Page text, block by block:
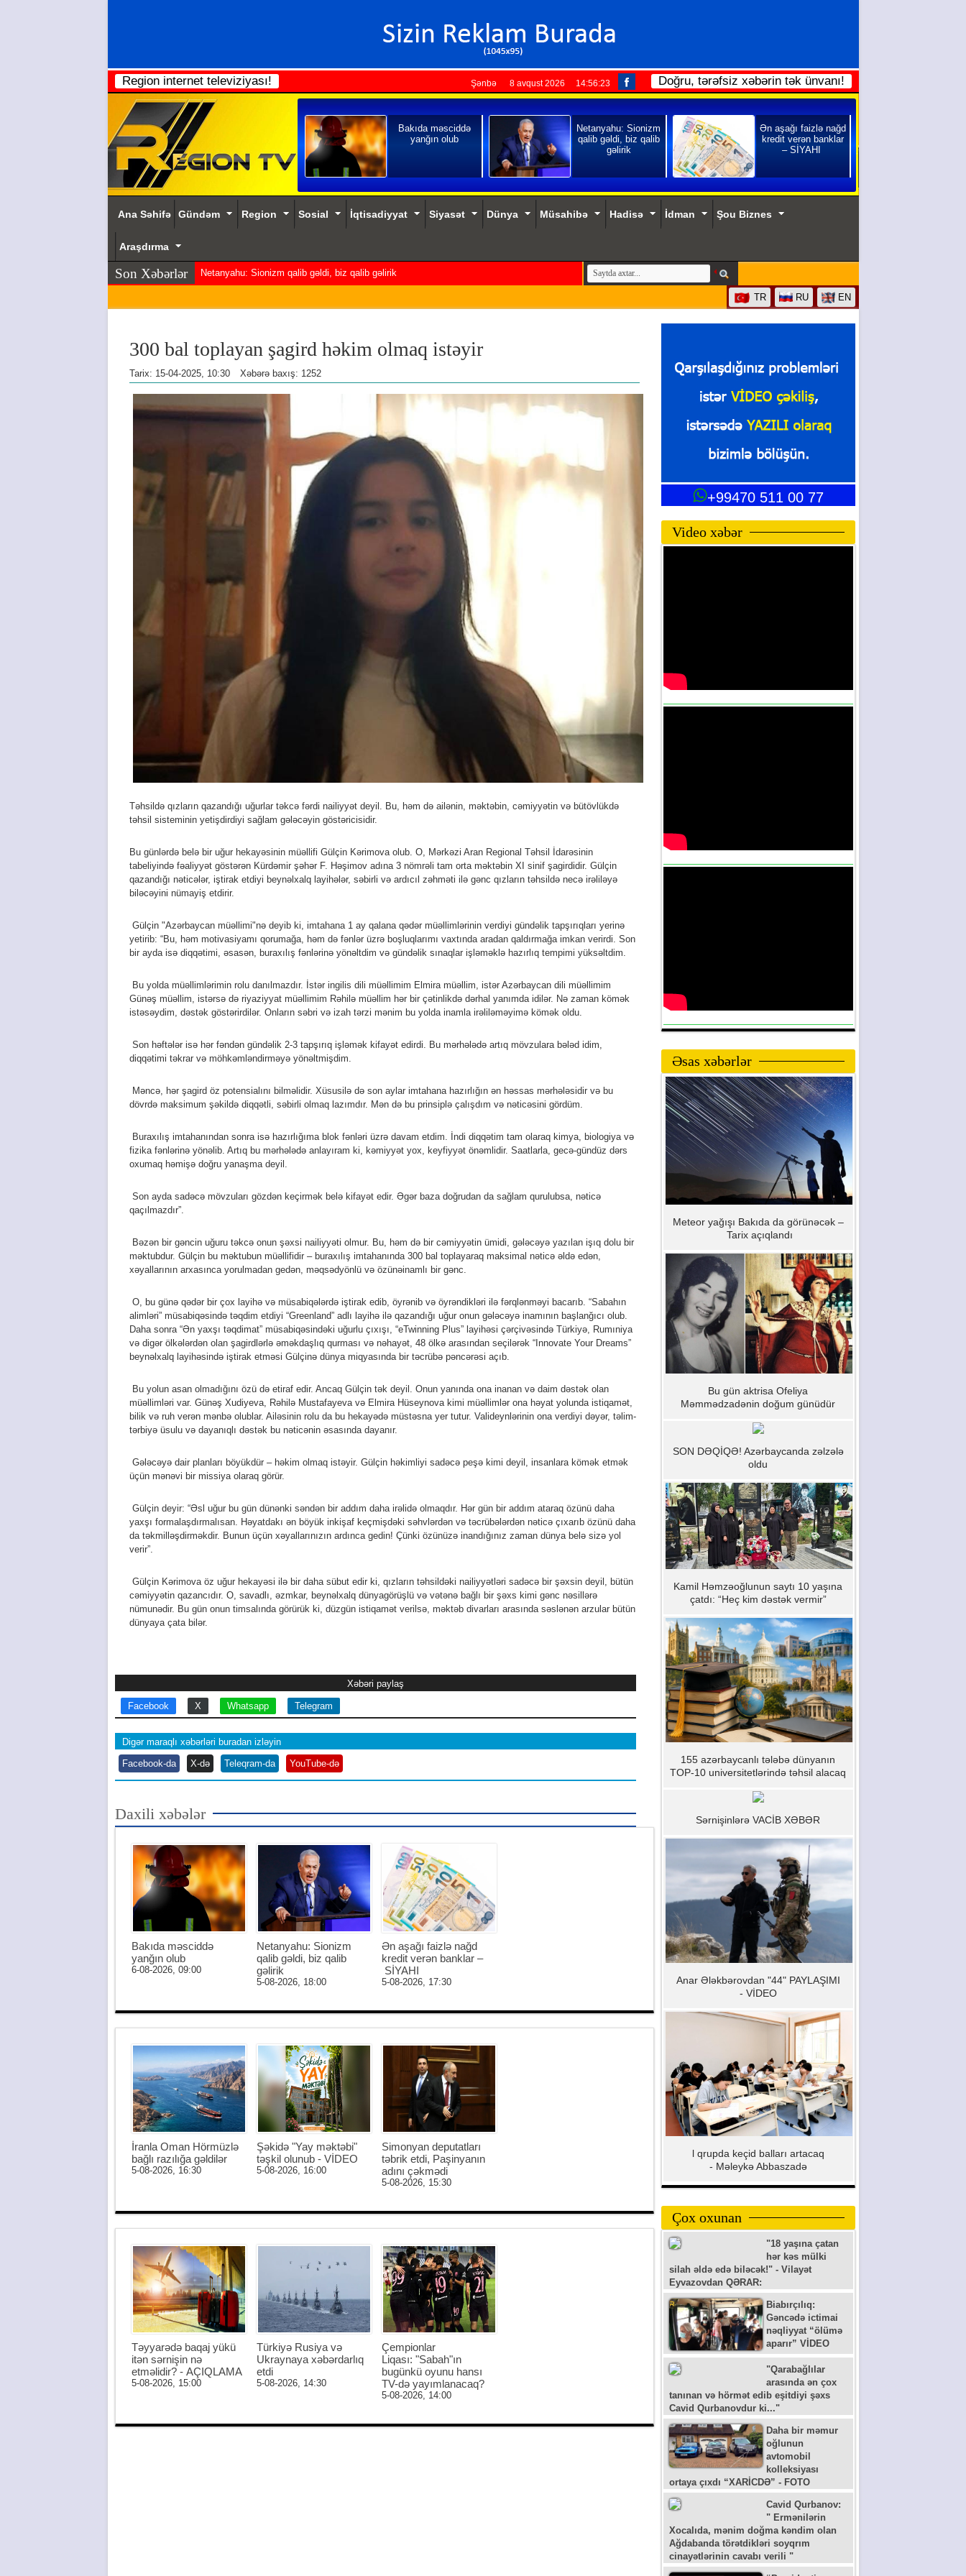
Region internet televiziyası! Şənbə 8 avqust 2026 14:56:24 Doğru, tərəfsiz xəbərin tək ünvanı!
Bakıda məsciddə
yanğın olub
Netanyahu: Sionizm
qalib gəldi, biz qalib
gəlirik
Ən aşağı faizlə nağd
kredit verən banklar
– SİYAHI
Ana Səhifə Gündəm Region Sosial İqtisadiyyat Siyasət Dünya Müsahibə Hadisə İdman Şou Biznes
Araşdırma
Son Xəbərlər Netanyahu: Sionizm qalib gəldi, biz qalib gəlirik
TR RU EN
300 bal toplayan şagird həkim olmaq istəyir
Tarix: 15-04-2025, 10:30 Xəbərə baxış: 1252
Təhsildə qızların qazandığı uğurlar təkcə fərdi nailiyyət deyil. Bu, həm də ailənin, məktəbin, cəmiyyətin və bütövlükdə
təhsil sisteminin yetişdirdiyi sağlam gələcəyin göstəricisidir.
Bu günlərdə belə bir uğur hekayəsinin müəllifi Gülçin Kərimova olub. O, Mərkəzi Aran Regional Təhsil İdarəsinin
tabeliyində fəaliyyət göstərən Kürdəmir şəhər F. Həşimov adına 3 nömrəli tam orta məktəbin XI sinif şagirdidir. Gülçin
qazandığı nəticələr, iştirak etdiyi beynəlxalq layihələr, səbirli və ardıcıl zəhməti ilə gənc qızların təhsildə necə irəliləyə
biləcəyini nümayiş etdirir.
Gülçin "Azərbaycan müəllimi"nə deyib ki, imtahana 1 ay qalana qədər müəllimlərinin verdiyi gündəlik tapşırıqları yerinə
yetirib: “Bu, həm motivasiyamı qorumağa, həm də fənlər üzrə boşluqlarımı vaxtında aradan qaldırmağa imkan verirdi. Son
bir ayda isə diqqətimi, əsasən, buraxılış fənlərinə yönəltdim və gündəlik sınaqlar işləməklə hazırlıq tempimi yüksəltdim.
Bu yolda müəllimlərimin rolu danılmazdır. İstər ingilis dili müəllimim Elmira müəllim, istər Azərbaycan dili müəllimim
Günəş müəllim, istərsə də riyaziyyat müəllimim Rəhilə müəllim hər bir çətinlikdə dərhal yanımda idilər. Nə zaman kömək
istəsəydim, dəstək göstərirdilər. Onların səbri və izah tərzi mənim bu yolda inamla irəliləməyimə kömək oldu.
Son həftələr isə hər fəndən gündəlik 2-3 tapşırıq işləmək kifayət edirdi. Bu mərhələdə artıq mövzulara bələd idim,
diqqətimi təkrar və möhkəmləndirməyə yönəltmişdim.
Məncə, hər şagird öz potensialını bilməlidir. Xüsusilə də son aylar imtahana hazırlığın ən həssas mərhələsidir və bu
dövrdə maksimum şəkildə diqqətli, səbirli olmaq lazımdır. Mən də bu prinsiplə çalışdım və nəticəsini gördüm.
Buraxılış imtahanından sonra isə hazırlığıma blok fənləri üzrə davam etdim. İndi diqqətim tam olaraq kimya, biologiya və
fizika fənlərinə yönəlib. Artıq bu mərhələdə anlayıram ki, kəmiyyət yox, keyfiyyət önəmlidir. Saatlarla, gecə-gündüz dərs
oxumaq həmişə doğru yanaşma deyil.
Son ayda sadəcə mövzuları gözdən keçirmək belə kifayət edir. Əgər baza doğrudan da sağlam qurulubsa, nəticə
qaçılmazdır”.
Bəzən bir gəncin uğuru təkcə onun şəxsi nailiyyəti olmur. Bu, həm də bir cəmiyyətin ümidi, gələcəyə yazılan işıq dolu bir
məktubdur. Gülçin bu məktubun müəllifidir – buraxılış imtahanında 300 bal toplayaraq maksimal nəticə əldə edən,
xəyallarının arxasınca yorulmadan gedən, məqsədyönlü və özünəinamlı bir gənc.
O, bu günə qədər bir çox layihə və müsabiqələrdə iştirak edib, öyrənib və öyrəndikləri ilə fərqlənməyi bacarıb. “Sabahın
alimləri” müsabiqəsində təqdim etdiyi “Greenland” adlı layihə ilə qazandığı uğur onun gələcəyə inamının başlanğıcı olub.
Daha sonra “Ən yaxşı təqdimat” müsabiqəsindəki uğurlu çıxışı, “eTwinning Plus” layihəsi çərçivəsində Türkiyə, Rumıniya
və digər ölkələrdən olan şagirdlərlə əməkdaşlıq qurması və nəhayət, 48 ölkə arasından seçilərək “Innovate Your Dreams”
beynəlxalq layihəsində iştirak etməsi Gülçinə dünya miqyasında bir təcrübə pəncərəsi açıb.
Bu yolun asan olmadığını özü də etiraf edir. Ancaq Gülçin tək deyil. Onun yanında ona inanan və daim dəstək olan
müəllimləri var. Günəş Xudiyeva, Rəhilə Mustafayeva və Elmira Hüseynova kimi müəllimlər ona həyat yolunda istiqamət,
bilik və ruh verən mənbə olublar. Ailəsinin rolu da bu hekayədə müstəsna yer tutur. Valideynlərinin ona verdiyi dəyər, təlim-
tərbiyə üsulu və dayanıqlı dəstək bu nəticənin əsasında dayanır.
Gələcəyə dair planları böyükdür – həkim olmaq istəyir. Gülçin həkimliyi sadəcə peşə kimi deyil, insanlara kömək etmək
üçün mənəvi bir missiya olaraq görür.
Gülçin deyir: “Əsl uğur bu gün dünənki səndən bir addım daha irəlidə olmaqdır. Hər gün bir addım ataraq özünü daha
yaxşı formalaşdırmalısan. Həyatdakı ən böyük inkişaf keçmişdəki səhvlərdən və təcrübələrdən nəticə çıxarıb özünü daha
da təkmilləşdirməkdir. Bunun üçün xəyallarınızın ardınca gedin! Çünki özünüzə inandığınız zaman dünya belə sizə yol
verir”.
Gülçin Kərimova öz uğur hekayəsi ilə bir daha sübut edir ki, qızların təhsildəki nailiyyətləri sadəcə bir şəxsin deyil, bütün
cəmiyyətin qazancıdır. O, savadlı, əzmkar, beynəlxalq dünyagörüşlü və vətənə bağlı bir şəxs kimi gənc nəsillərə
nümunədir. Bu gün onun timsalında görürük ki, düzgün istiqamət verilsə, məktəb divarları arasında səslənən arzular bütün
dünyaya çata bilər.
Xəbəri paylaş
Facebook X Whatsapp Telegram
Digər maraqlı xəbərləri buradan izləyin
Facebook-da
X-də Teleqram-da YouTube-də
Daxili xəbələr
Bakıda məsciddə
yanğın olub
6-08-2026, 09:00
Netanyahu: Sionizm
qalib gəldi, biz qalib
gəlirik
5-08-2026, 18:00
Ən aşağı faizlə nağd
kredit verən banklar –
SİYAHI
5-08-2026, 17:30
İranla Oman Hörmüzlə
bağlı razılığa gəldilər
5-08-2026, 16:30
Şəkidə "Yay məktəbi"
təşkil olunub - VİDEO
5-08-2026, 16:00
Simonyan deputatları
təbrik etdi, Paşinyanın
adını çəkmədi
5-08-2026, 15:30
Təyyarədə baqaj yükü
itən sərnişin nə
etməlidir? - AÇIQLAMA
5-08-2026, 15:00
Türkiyə Rusiya və
Ukraynaya xəbərdarlıq
etdi
5-08-2026, 14:30
Çempionlar
Liqası: "Sabah"ın
bugünkü oyunu hansı
TV-də yayımlanacaq?
5-08-2026, 14:00
+99470 511 00 77
Video xəbər
Əsas xəbərlər
Meteor yağışı Bakıda da görünəcək –
Tarix açıqlandı
Bu gün aktrisa Ofeliya
Məmmədzadənin doğum günüdür
SON DƏQİQƏ! Azərbaycanda zəlzələ
oldu
Kamil Həmzəoğlunun saytı 10 yaşına
çatdı: “Heç kim dəstək vermir”
155 azərbaycanlı tələbə dünyanın
TOP-10 universitetlərində təhsil alacaq
Sərnişinlərə VACİB XƏBƏR
Anar Ələkbərovdan "44" PAYLAŞIMI
- VİDEO
l qrupda keçid balları artacaq
- Məleykə Abbaszadə
Çox oxunan
"18 yaşına çatan
hər kəs mülki
silah əldə edə biləcək!" - Vilayət
Eyvazovdan QƏRAR:
Biabırçılıq:
Gəncədə ictimai
nəqliyyat “ölümə
aparır” VİDEO
"Qarabağlılar
arasında ən çox
tanınan və hörmət edib eşitdiyi şəxs
Cavid Qurbanovdur ki..."
Daha bir məmur
oğlunun
avtomobil
kolleksiyası
ortaya çıxdı “XARİCDƏ” - FOTO
Cavid Qurbanov:
" Ermənilərin
Xocalıda, mənim doğma kəndim olan
Ağdabanda törətdikləri soyqrım
cinayətlərinin cavabı verili "